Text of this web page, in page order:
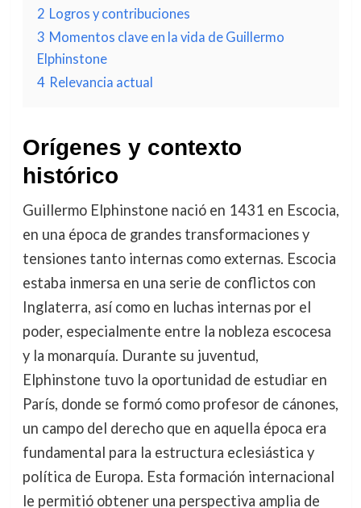
2 Logros y contribuciones
3 Momentos clave en la vida de Guillermo
Elphinstone
4 Relevancia actual
Orígenes y contexto
histórico
Guillermo Elphinstone nació en 1431 en Escocia,
en una época de grandes transformaciones y
tensiones tanto internas como externas. Escocia
estaba inmersa en una serie de conflictos con
Inglaterra, así como en luchas internas por el
poder, especialmente entre la nobleza escocesa
y la monarquía. Durante su juventud,
Elphinstone tuvo la oportunidad de estudiar en
París, donde se formó como profesor de cánones,
un campo del derecho que en aquella época era
fundamental para la estructura eclesiástica y
política de Europa. Esta formación internacional
le permitió obtener una perspectiva amplia de